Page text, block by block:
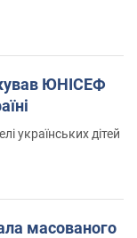
ЮНІСЕФ
українських дітей
масованого